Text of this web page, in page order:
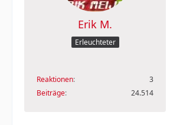
Erik M.
Erleuchteter
Reaktionen
3
Beiträge
24.514